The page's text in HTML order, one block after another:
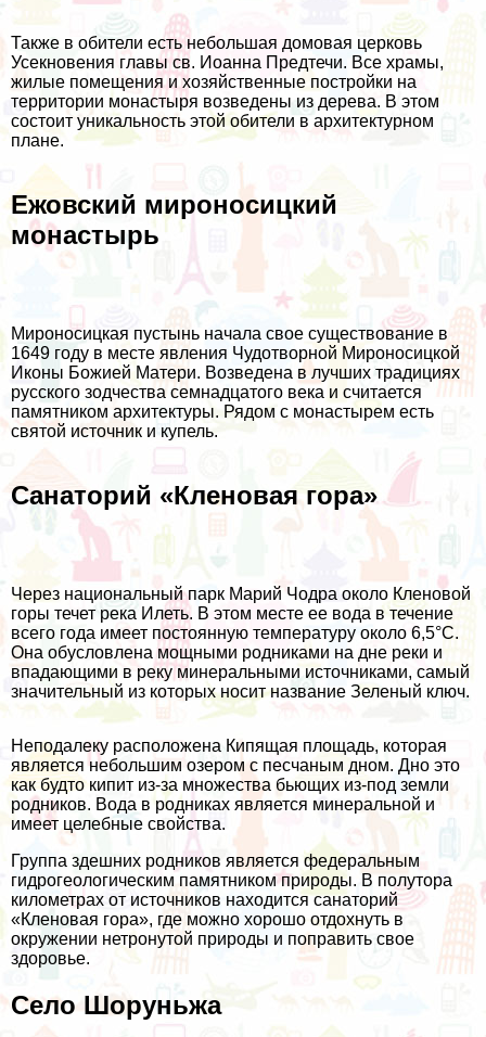
Также в обители есть небольшая домовая церковь
Усекновения главы св. Иоанна Предтечи. Все храмы,
жилые помещения и хозяйственные постройки на
территории монастыря возведены из дерева. В этом
состоит уникальность этой обители в архитектурном
плане.
Ежовский мироносицкий
монастырь
Мироносицкая пустынь начала свое существование в
1649 году в месте явления Чудотворной Мироносицкой
Иконы Божией Матери. Возведена в лучших традициях
русского зодчества семнадцатого века и считается
памятником архитектуры. Рядом с монастырем есть
святой источник и купель.
Санаторий «Кленовая гора»
Через национальный парк Марий Чодра около Кленовой
горы течет река Илеть. В этом месте ее вода в течение
всего года имеет постоянную температуру около 6,5°C.
Она обусловлена мощными родниками на дне реки и
впадающими в реку минеральными источниками, самый
значительный из которых носит название Зеленый ключ.
Неподалеку расположена Кипящая площадь, которая
является небольшим озером с песчаным дном. Дно это
как будто кипит из-за множества бьющих из-под земли
родников. Вода в родниках является минеральной и
имеет целебные свойства.
Группа здешних родников является федеральным
гидрогеологическим памятником природы. В полутора
километрах от источников находится санаторий
«Кленовая гора», где можно хорошо отдохнуть в
окружении нетронутой природы и поправить свое
здоровье.
Село Шоруньжа